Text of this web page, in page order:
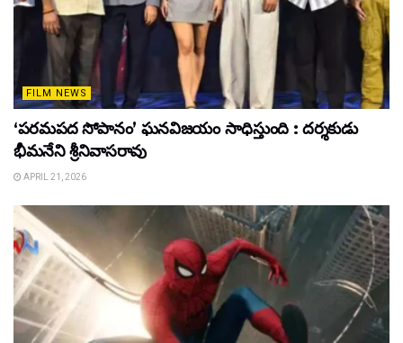
FILM NEWS
‘పరమపద సోపానం’ ఘనవిజయం సాధిస్తుంది : దర్శకుడు
భీమనేని శ్రీనివాసరావు
APRIL 21, 2026